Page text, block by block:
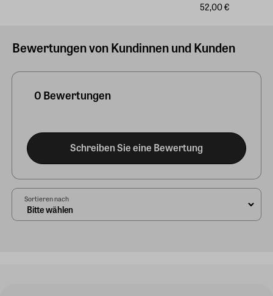
52,00 €
Bewertungen von Kundinnen und Kunden
0 Bewertungen
Schreiben Sie eine Bewertung
Sortieren nach